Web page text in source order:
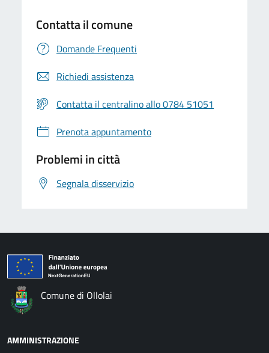
Contatta il comune
Domande Frequenti
Richiedi assistenza
Contatta il centralino allo 0784 51051
Prenota appuntamento
Problemi in città
Segnala disservizio
Comune di Ollolai
AMMINISTRAZIONE